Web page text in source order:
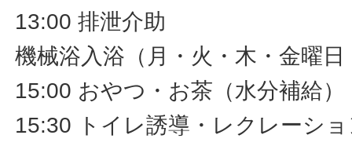
13:00 排泄介助
機械浴入浴（月・火・木・金曜
15:00 おやつ・お茶（水分補給）
15:30 トイレ誘導・レクレーシ